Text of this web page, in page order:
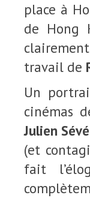
place à
de Hong
travail de
Un
cinémas
Julien
(et
fait